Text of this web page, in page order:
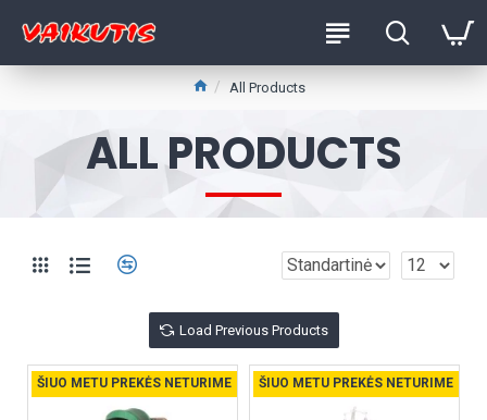
All Products
ALL PRODUCTS
Load Previous Products
ŠIUO METU PREKĖS NETURIME ŠIUO METU PREKĖS NETURIME